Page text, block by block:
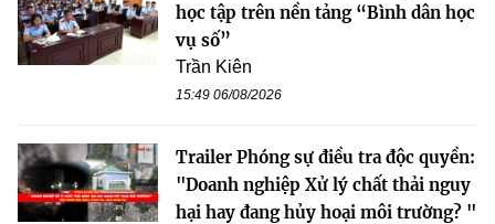
học tập trên nền tảng “Bình dân học
vụ số”
Trần Kiên
15:49 06/08/2026
Trailer Phóng sự điều tra độc quyền:
"Doanh nghiệp Xử lý chất thải nguy
hại hay đang hủy hoại môi trường? "